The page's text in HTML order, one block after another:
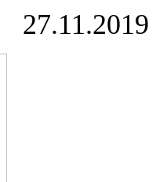
27.11.2019